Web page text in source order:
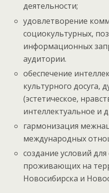
деятельности;
удовлетворение
социокультурных,
информационных
аудитории.
обеспечение
культурного досуга,
(эстетическое,
интеллектуальное и
гармонизация
международных
создание условий
проживающих на
Новосибирска и